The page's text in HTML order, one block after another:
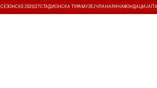
СЕЗОНСКЕ 2026/27СТАДИОНСКА ТУРА МУЗЕЈ ЧЛАНАРИНАФОНДАЦИЈА